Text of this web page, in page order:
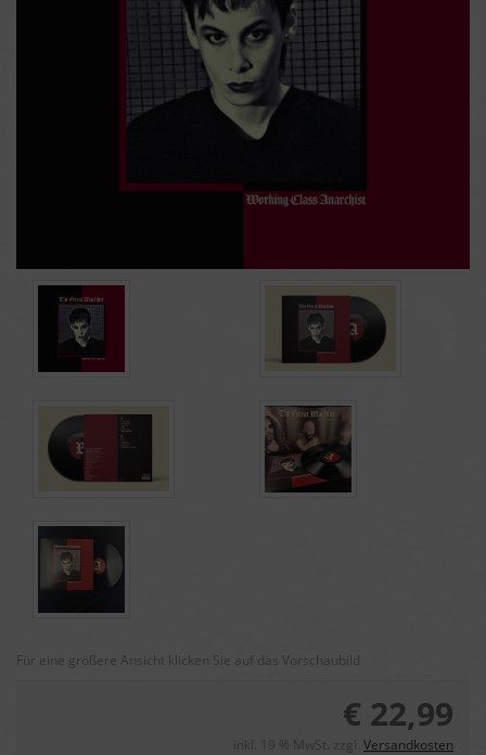
Für eine größere Ansicht klicken Sie auf das Vorschaubild
€ 22,99
inkl. 19 % MwSt. zzgl. Versandkosten